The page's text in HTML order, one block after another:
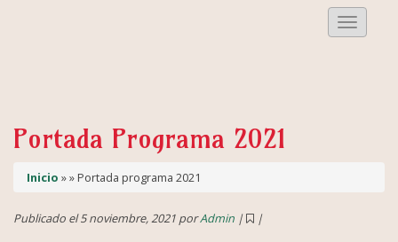
Menu
Portada Programa 2021
Inicio » » Portada programa 2021
Publicado el 5 noviembre, 2021 porAdmin | |